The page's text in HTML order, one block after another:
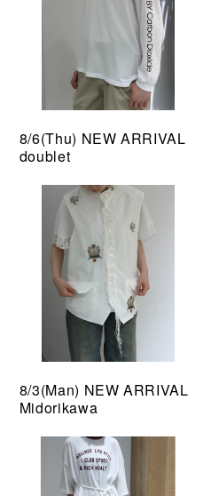
8/6(Thu) NEW ARRIVAL
doublet
8/3(Man) NEW ARRIVAL
Midorikawa